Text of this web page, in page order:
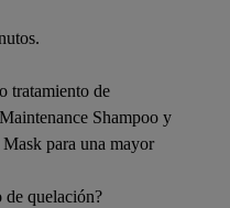
tratamiento de
Shampoo y
para una mayor
de quelación?